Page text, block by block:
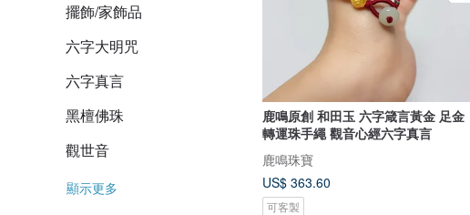
擺飾/家飾品
六字大明咒
六字真言
黑檀佛珠
觀世音
顯示更多
鹿鳴原創 和田玉 六字箴言黃金 足金
轉運珠手繩 觀音心經六字真言
鹿鳴珠寶
US$ 363.60
可客製